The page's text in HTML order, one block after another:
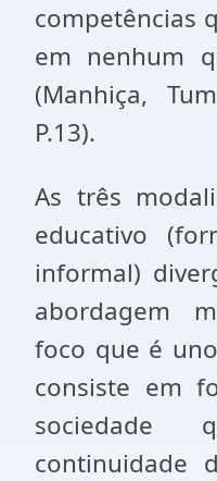
competências
em nenhum
(Manhiça,
P.13).
As três
educativo
informal)
abordagem
foco que é
consiste em
sociedade
continuidade